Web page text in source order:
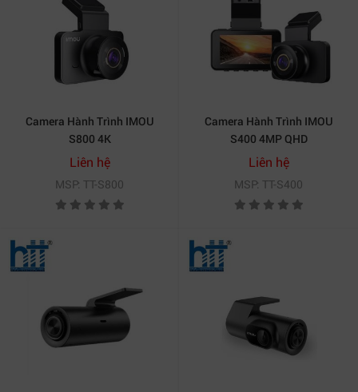
Camera IMOU S400 điều khiển bằng giọng nói
3. Điều khiển bằng giọng nói, dễ dàng
và an toàn
Camera Hành Trình IMOU
S800 4K
Liên hệ
MSP: TT-S800
Camera Hành Trình IMOU
S400 4MP QHD
Liên hệ
MSP: TT-S400